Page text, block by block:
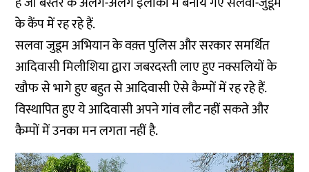
के कैंप में रह रहे हैं.
सलवा जुडूम अभियान के वक़्त पुलिस और सरकार समर्थित
आदिवासी मिलीशिया द्वारा जबरदस्ती लाए हुए नक्सलियों के
खौफ से भागे हुए बहुत से आदिवासी ऐसे कैम्पों में रह रहे हैं.
विस्थापित हुए ये आदिवासी अपने गांव लौट नहीं सकते और
कैम्पों में उनका मन लगता नहीं है.